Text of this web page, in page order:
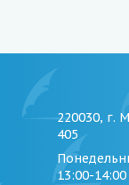
220030, г.
405
13:00-